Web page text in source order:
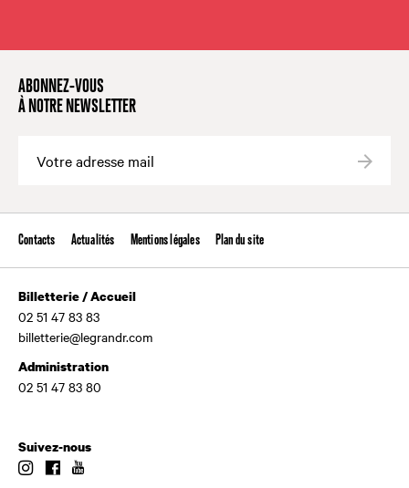
ABONNEZ-VOUS
À NOTRE NEWSLETTER
Contacts Actualités Mentions légales Plan du site
Billetterie / Accueil
02 51 47 83 83
billetterie@legrandr.com
Administration
02 51 47 83 80
Suivez-nous
InstagramFacebook